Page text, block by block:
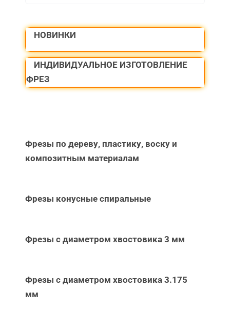
НОВИНКИ
ИНДИВИДУАЛЬНОЕ ИЗГОТОВЛЕНИЕ
ФРЕЗ
Фрезы по дереву, пластику, воску и
композитным материалам
Фрезы конусные спиральные
Фрезы с диаметром хвостовика 3 мм
Фрезы с диаметром хвостовика 3.175
мм